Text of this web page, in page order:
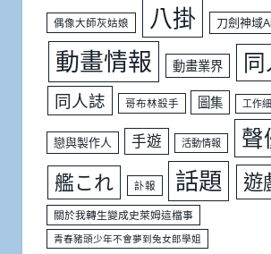
偶像大師灰姑娘 八掛 刀劍神域
動畫情報 動畫業界
同人誌 哥布林殺手 圖集 工作
戀與製作人 手遊 活動情報 聲
艦これ 訃報 話題 遊
關於我轉生變成史萊姆這檔事
青春豬頭少年不會夢到兔女郎學姐